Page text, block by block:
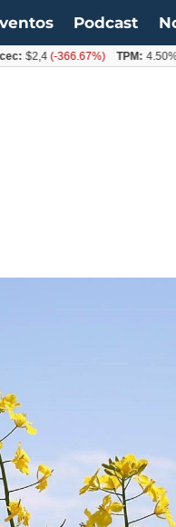
Podcast
$2,4(-366.67%) TPM: 4.50%